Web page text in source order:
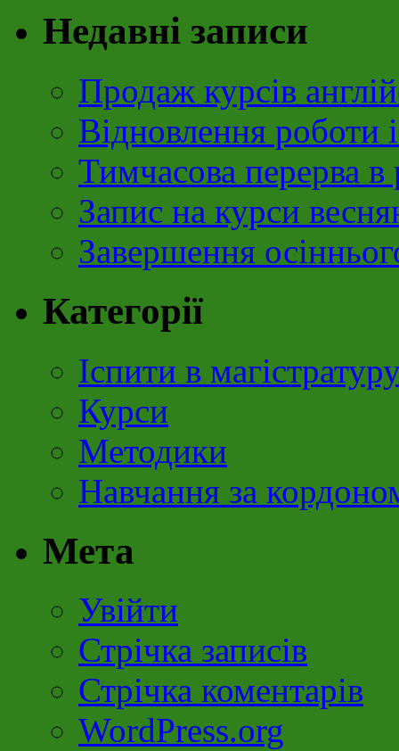
Недавні записи
Продаж курсів
Відновлення роботи
Тимчасова перерва в
Запис на курси
Завершення
Категорії
Іспити в
Курси
Методики
Навчання за
Мета
Увійти
Стрічка записів
Стрічка коментарів
WordPress.org